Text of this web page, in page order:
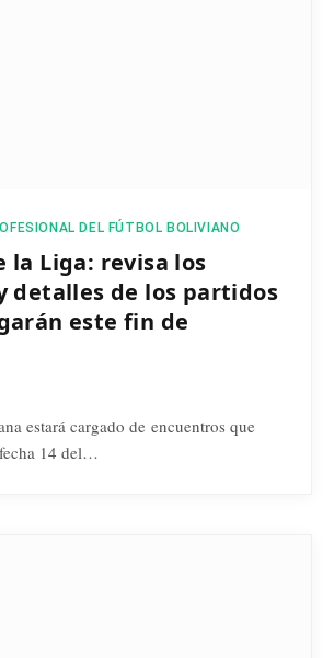
DEL FÚTBOL BOLIVIANO
la Liga: revisa los
detalles de los partidos
este fin de
estará cargado de encuentros que
14 del…